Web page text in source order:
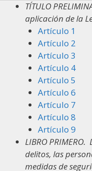
TÍTULO
aplicación de la
Artículo 1
Artículo 2
Artículo 3
Artículo 4
Artículo 5
Artículo 6
Artículo 7
Artículo 8
Artículo 9
LIBRO PRIMERO.
delitos, las
medidas de